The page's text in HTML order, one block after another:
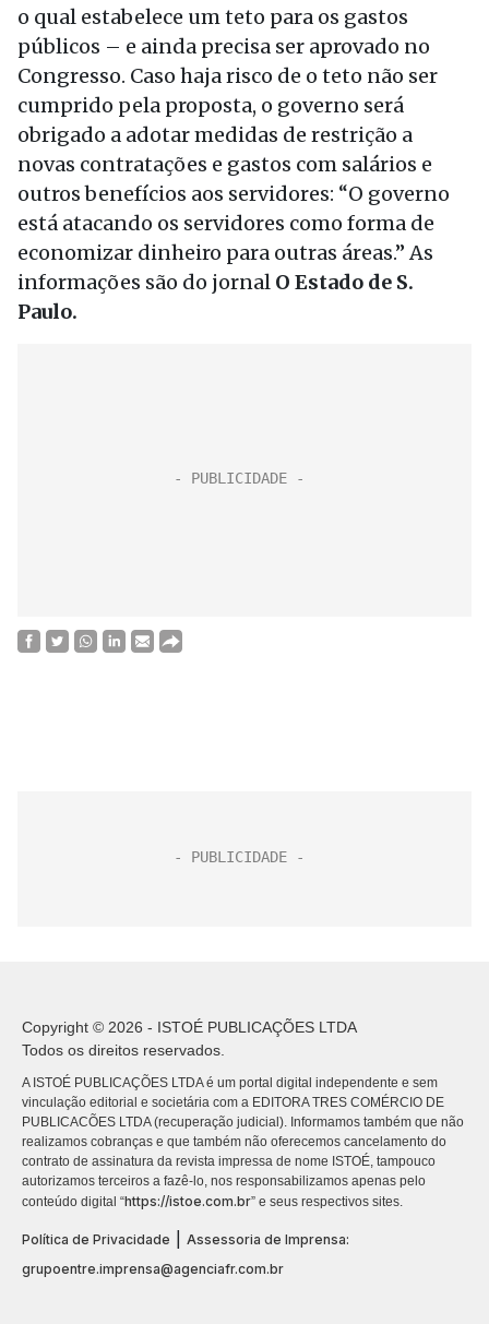
o qual estabelece um teto para os gastos
públicos – e ainda precisa ser aprovado no
Congresso. Caso haja risco de o teto não ser
cumprido pela proposta, o governo será
obrigado a adotar medidas de restrição a
novas contratações e gastos com salários e
outros benefícios aos servidores: “O governo
está atacando os servidores como forma de
economizar dinheiro para outras áreas.” As
informações são do jornal O Estado de S.
Paulo.
Copyright © 2026 - ISTOÉ PUBLICAÇÕES LTDA
Todos os direitos reservados.
A ISTOÉ PUBLICAÇÕES LTDA é um portal digital independente e sem
vinculação editorial e societária com a EDITORA TRES COMÉRCIO DE
PUBLICACÕES LTDA (recuperação judicial). Informamos também que não
realizamos cobranças e que também não oferecemos cancelamento do
contrato de assinatura da revista impressa de nome ISTOÉ, tampouco
autorizamos terceiros a fazê-lo, nos responsabilizamos apenas pelo
conteúdo digital “https://istoe.com.br” e seus respectivos sites.
Política de Privacidade
Assessoria de Imprensa:
grupoentre.imprensa@agenciafr.com.br